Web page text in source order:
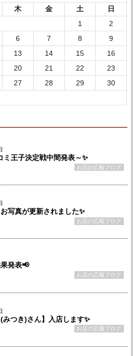
木 金 土
日
1
2
6 7 8
9
13 14 15
16
20 21 22
23
27 28 29
30
ミ王子決定戦中間発表～✨
お店の広報ブログ
お写真が更新されました✨
お店の広報ブログ
発表📢
お店の広報ブログ
みつき)さん】入店します✨
お店の広報ブログ